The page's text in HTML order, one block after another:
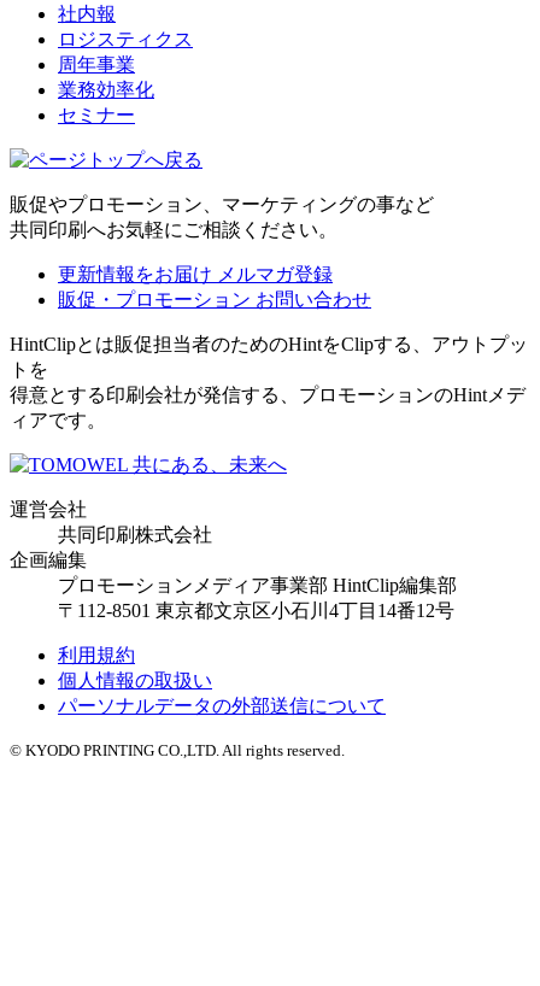
社内報
ロジスティクス
周年事業
業務効率化
セミナー
販促やプロモーション、マーケティングの事など
共同印刷へお気軽にご相談ください。
更新情報をお届け メルマガ登録
販促・プロモーション お問い合わせ
HintClipとは販促担当者のためのHintをClipする、アウトプッ
トを
得意とする印刷会社が発信する、プロモーションのHintメデ
ィアです。
運営会社
共同印刷株式会社
企画編集
プロモーションメディア事業部 HintClip編集部
〒112-8501 東京都文京区小石川4丁目14番12号
利用規約
個人情報の取扱い
パーソナルデータの外部送信について
© KYODO PRINTING CO.,LTD. All rights reserved.